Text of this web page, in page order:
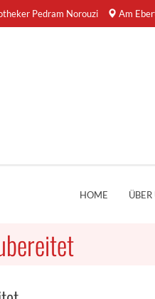
Pedram Norouzi Am
HOME ÜBER